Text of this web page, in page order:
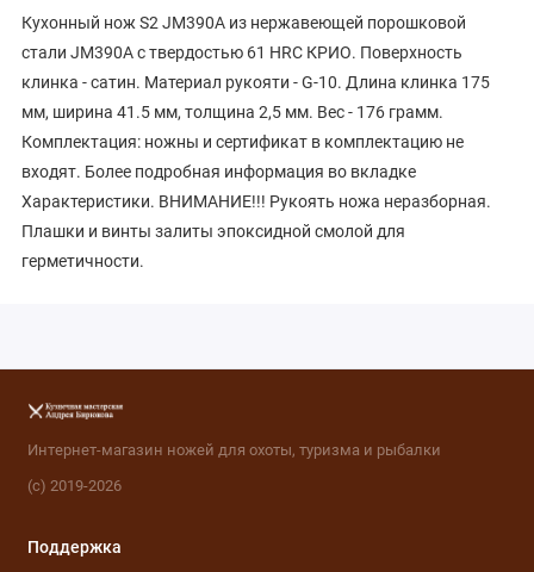
Кухонный нож S2 JM390A из нержавеющей порошковой
стали JM390A с твердостью 61 HRC КРИО. Поверхность
клинка - сатин. Материал рукояти - G-10. Длина клинка 175
мм, ширина 41.5 мм, толщина 2,5 мм. Вес - 176 грамм.
Комплектация: ножны и сертификат в комплектацию не
входят. Более подробная информация во вкладке
Характеристики. ВНИМАНИЕ!!! Рукоять ножа неразборная.
Плашки и винты залиты эпоксидной смолой для
герметичности.
Интернет-магазин ножей для охоты, туризма и рыбалки
(с) 2019-2026
Поддержка